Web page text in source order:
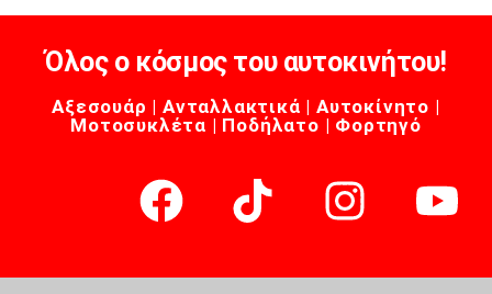
Όλος ο κόσμος του αυτοκινήτου!
Αξεσουάρ | Ανταλλακτικά | Αυτοκίνητο |
Μοτοσυκλέτα | Ποδήλατο | Φορτηγό